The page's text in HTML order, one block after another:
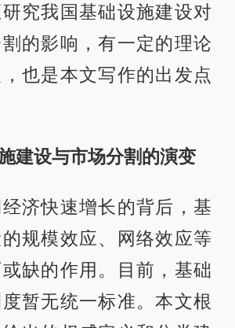
究我国基础设施建设对
的影响，有一定的理论
也是本文写作的出发点
建设与市场分割的演变
济快速增长的背后，基
规模效应、网络效应等
缺的作用。目前，基础
暂无统一标准。本文根